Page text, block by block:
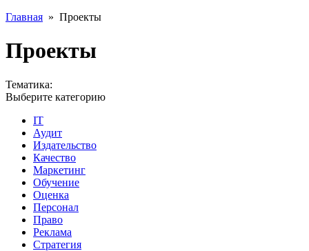
Главная » Проекты
Проекты
Тематика:
Выберите категорию
IT
Аудит
Издательство
Качество
Маркетинг
Обучение
Оценка
Персонал
Право
Реклама
Стратегия